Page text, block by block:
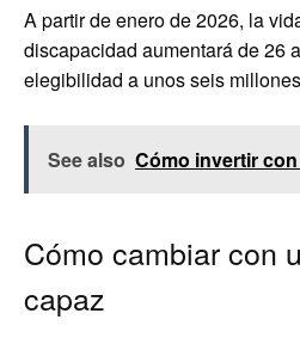
A partir de enero de 2026, la
discapacidad aumentará de 26
elegibilidad a unos seis
See also Cómo invertir
Cómo cambiar con
capaz